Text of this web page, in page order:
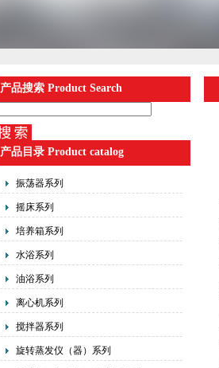
产品搜索 Product Search
产品目录 Product catalog
振荡器系列
摇床系列
培养箱系列
水浴系列
油浴系列
离心机系列
搅拌器系列
旋转蒸发仪（器）系列